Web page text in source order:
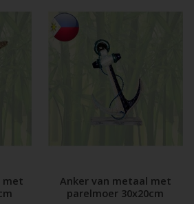
met
Anker van metaal met
parelmoer 30x20cm